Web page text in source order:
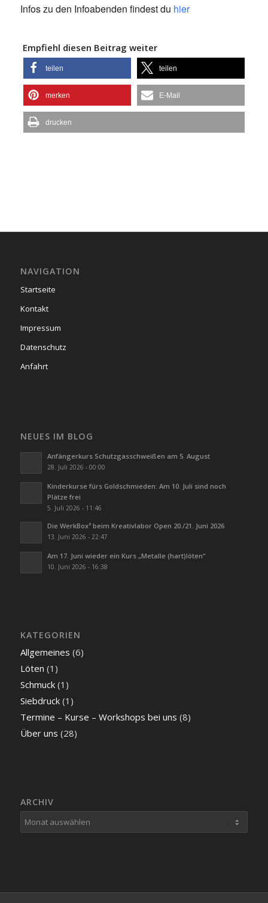
Infos zu den Infoabenden findest du hier
Empfiehl diesen Beitrag weiter
teilen teilen
merken E-Mail
drucken
NAVIGATION
Startseite
Kontakt
Impressum
Datenschutz
Anfahrt
NEUES IM BLOG
Anfängerkurs Schutzgasschweißen am 5. August
28. Juli 2026 - 00:00
Kinderkurse fürs Goldschmieden: Am 10. Juli sind noch
Plätze frei
5. Juli 2026 - 11:46
Die WerkBox³ beim Kreativlabor Open 20./21. Juni 2026
13. Juni 2026 - 22:47
Am 17. Juni wieder ein Kurs „Metalle (hart)löten“
10. Juni 2026 - 16:38
KATEGORIEN
Allgemeines (6)
Löten (1)
Schmuck(1)
Siebdruck(1)
Termine – Kurse – Workshops bei uns (8)
Über uns (28)
ARCHIV